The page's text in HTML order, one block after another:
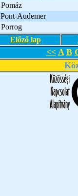
Pomáz
Pont-Audemer
Porrog
Előző lap
<< A B